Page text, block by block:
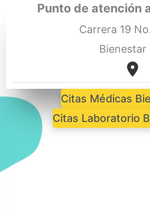
Punto de atención
Carrera 19
Bienestar
Citas Médicas
Citas Laboratorio